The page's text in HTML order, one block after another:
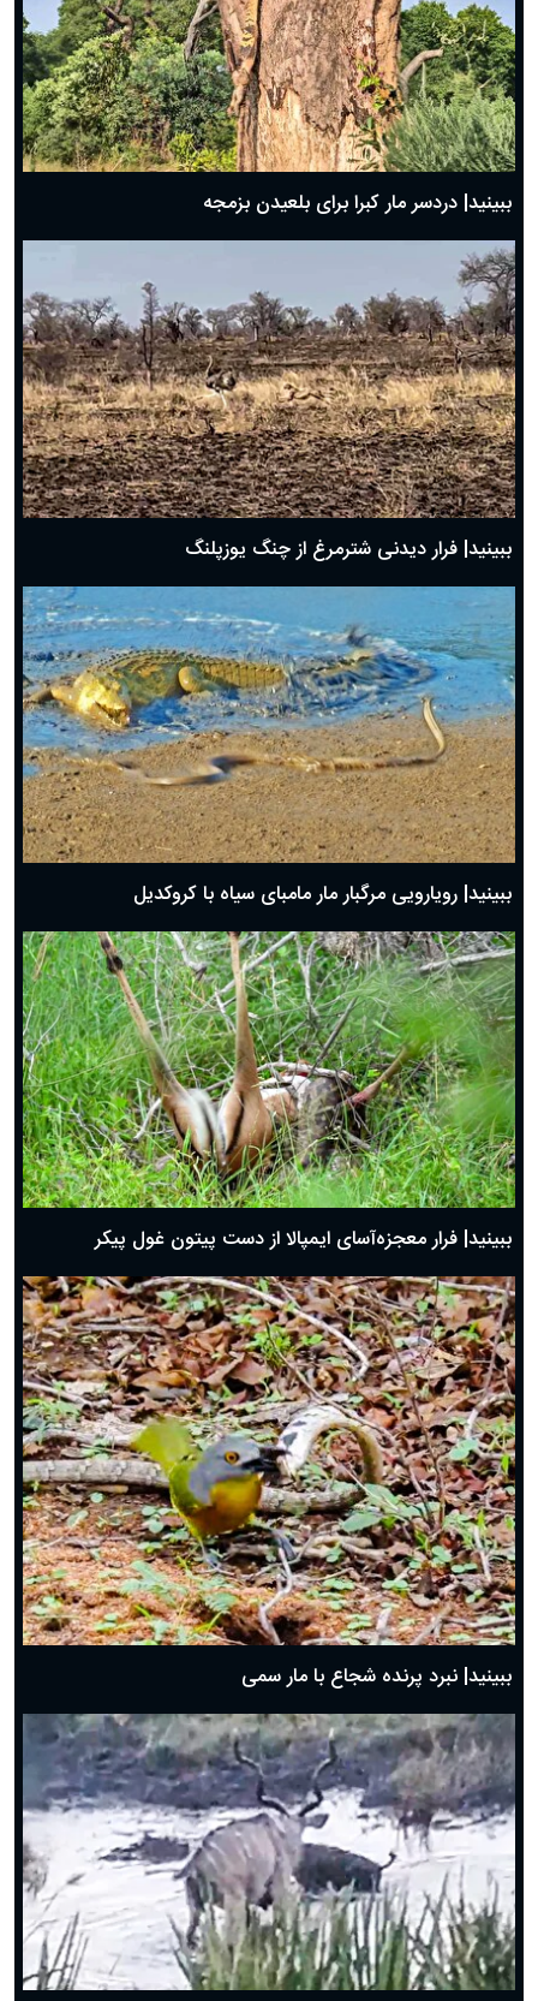
ببینید| دردسر مار کبرا برای بلعیدن بزمجه
ببینید| فرار دیدنی شترمرغ از چنگ یوزپلنگ
ببینید| رویارویی مرگبار مار مامبای سیاه با کروکدیل
ببینید| فرار معجزه‌آسای ایمپالا از دست پیتون غول پیکر
ببینید| نبرد پرنده شجاع با مار سمی